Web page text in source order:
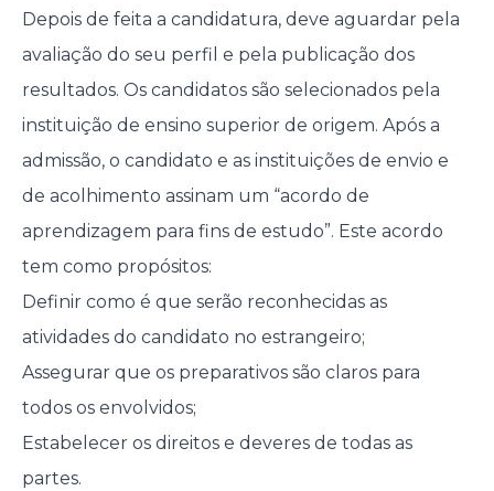
Depois de feita a candidatura, deve aguardar pela
avaliação do seu perfil e pela publicação dos
resultados. Os candidatos são selecionados pela
instituição de ensino superior de origem. Após a
admissão, o candidato e as instituições de envio e
de acolhimento assinam um “acordo de
aprendizagem para fins de estudo”. Este acordo
tem como propósitos:
Definir como é que serão reconhecidas as
atividades do candidato no estrangeiro;
Assegurar que os preparativos são claros para
todos os envolvidos;
Estabelecer os direitos e deveres de todas as
partes.